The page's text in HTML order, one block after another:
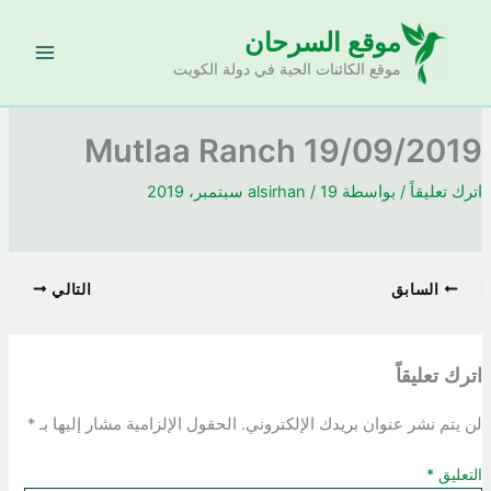
موقع السرحان
موقع الكائنات الحية في دولة الكويت
Mutlaa Ranch 19/09/2019
اترك تعليقاً / بواسطة alsirhan/19 سبتمبر، 2019
السابق التالي
اترك تعليقاً
لن يتم نشر عنوان بريدك الإلكتروني. الحقول الإلزامية مشار إليها بـ *
التعليق *